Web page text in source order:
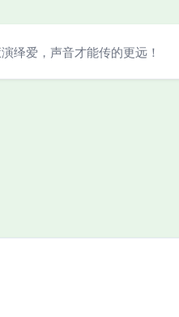
绎爱，声音才能传的更远！